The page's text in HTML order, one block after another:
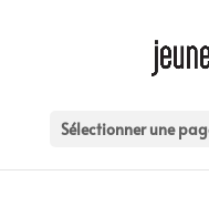
Sélectionner une